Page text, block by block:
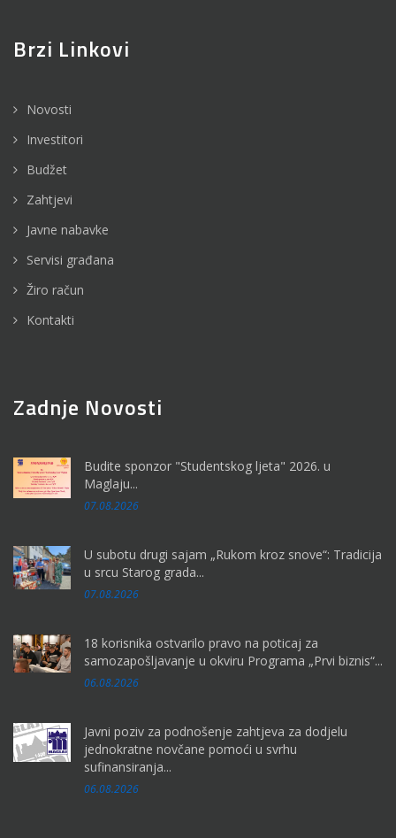
Brzi Linkovi
Novosti
Investitori
Budžet
Zahtjevi
Javne nabavke
Servisi građana
Žiro račun
Kontakti
Zadnje Novosti
Budite sponzor "Studentskog ljeta" 2026. u
Maglaju...
07.08.2026
U subotu drugi sajam „Rukom kroz snove“: Tradicija
u srcu Starog grada...
07.08.2026
18 korisnika ostvarilo pravo na poticaj za
samozapošljavanje u okviru Programa „Prvi biznis“...
06.08.2026
Javni poziv za podnošenje zahtjeva za dodjelu
jednokratne novčane pomoći u svrhu
sufinansiranja...
06.08.2026